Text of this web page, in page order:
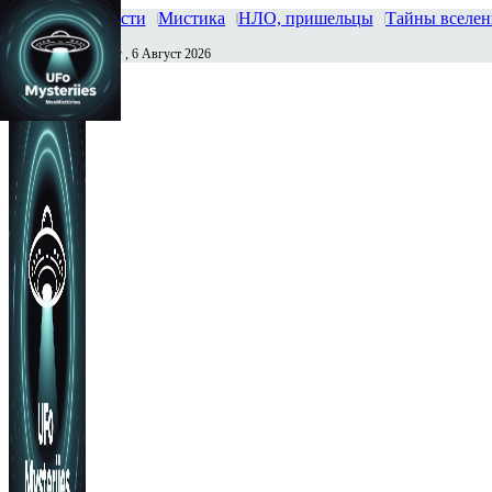
Главная Новости Мистика НЛО, пришельцы Тайны
Сегодня Четверг , 6 Август 2026